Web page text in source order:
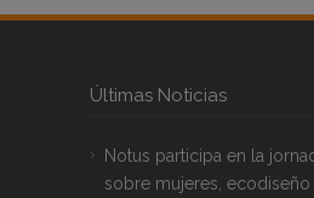
Últimas Noticias
Notus participa en la
sobre mujeres,